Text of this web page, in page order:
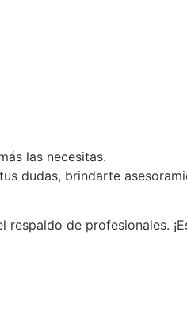
las necesitas.
dudas, brindarte
de profesionales.